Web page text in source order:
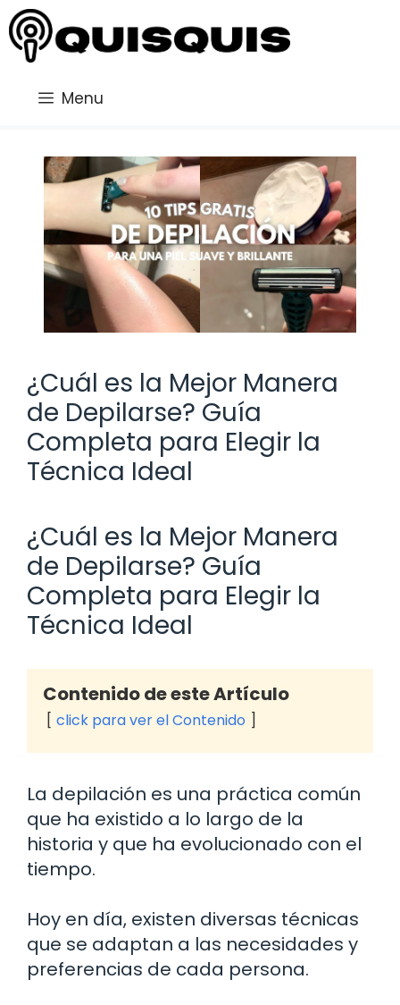
Saltar
al
contenido
Menu
¿Cuál es la Mejor Manera
de Depilarse? Guía
Completa para Elegir la
Técnica Ideal
¿Cuál es la Mejor Manera
de Depilarse? Guía
Completa para Elegir la
Técnica Ideal
Contenido de este Artículo
click para ver el Contenido
La depilación es una práctica común
que ha existido a lo largo de la
historia y que ha evolucionado con el
tiempo.
Hoy en día, existen diversas técnicas
que se adaptan a las necesidades y
preferencias de cada persona.